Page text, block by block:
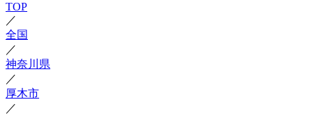
TOP
／
全国
／
神奈川県
／
厚木市
／